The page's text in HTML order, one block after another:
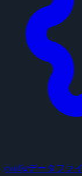
configデータファ